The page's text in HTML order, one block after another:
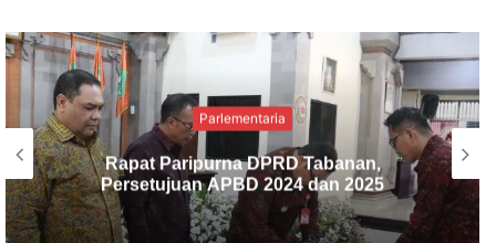
Parlementaria
Potensi PAD Tabanan Belum Tergali
Maksimal, DPRD Soroti Pajak Restoran